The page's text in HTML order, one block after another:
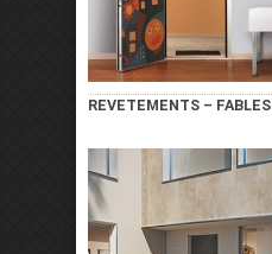
REVETEMENTS – FABLES